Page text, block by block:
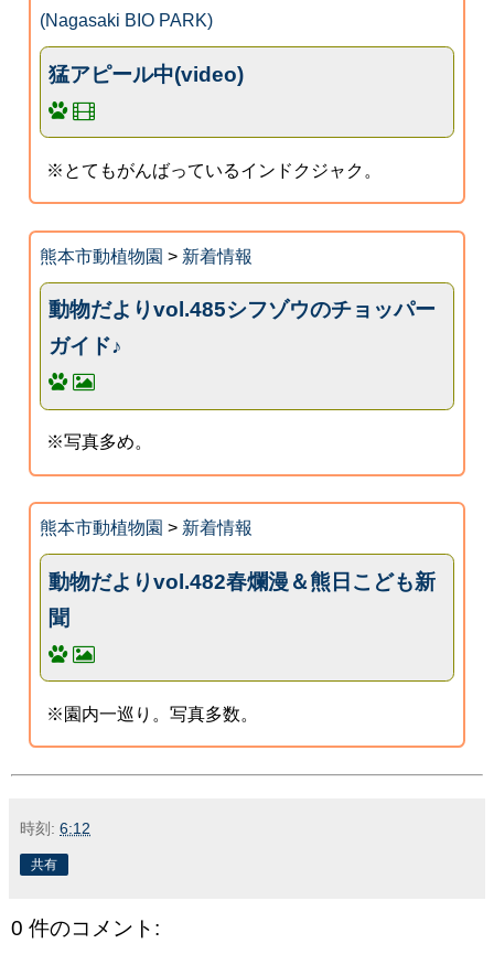
(Nagasaki BIO PARK)
猛アピール中(video)
※とてもがんばっているインドクジャク。
熊本市動植物園 > 新着情報
動物だよりvol.485シフゾウのチョッパー
ガイド♪
※写真多め。
熊本市動植物園 > 新着情報
動物だよりvol.482春爛漫＆熊日こども新
聞
※園内一巡り。写真多数。
時刻: 6:12
共有
0 件のコメント: